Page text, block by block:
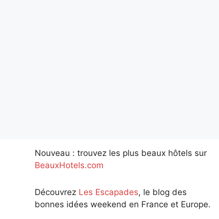
Nouveau : trouvez les plus beaux hôtels sur
BeauxHotels.com
Découvrez Les Escapades, le blog des
bonnes idées weekend en France et Europe.